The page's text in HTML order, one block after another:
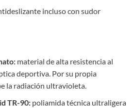
incluso con sudor
material de alta resistencia al
deportiva. Por su propia
la radiación ultravioleta.
TR-90:poliamida técnica ultraligera